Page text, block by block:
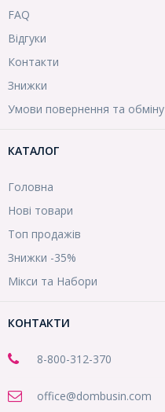
FAQ
Відгуки
Контакти
Знижки
Умови повернення та обміну
КАТАЛОГ
Головна
Нові товари
Топ продажів
Знижки -35%
Мікси та Набори
КОНТАКТИ
8-800-312-370
office@dombusin.com